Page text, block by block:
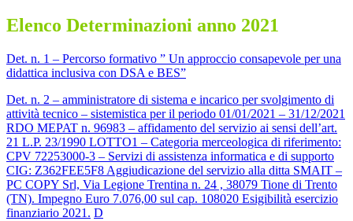
Elenco Determinazioni anno 2021
Det. n. 1 – Percorso formativo ” Un approccio consapevole per una
didattica inclusiva con DSA e BES”
Det. n. 2 – amministratore di sistema e incarico per svolgimento di
attività tecnico – sistemistica per il periodo 01/01/2021 – 31/12/2021
RDO MEPAT n. 96983 – affidamento del servizio ai sensi dell’art.
21 L.P. 23/1990 LOTTO1 – Categoria merceologica di riferimento:
CPV 72253000-3 – Servizi di assistenza informatica e di supporto
CIG: Z362FEE5F8 Aggiudicazione del servizio alla ditta SMAIT –
PC COPY Srl, Via Legione Trentina n. 24 , 38079 Tione di Trento
(TN). Impegno Euro 7.076,00 sul cap. 108020 Esigibilità esercizio
finanziario 2021. D